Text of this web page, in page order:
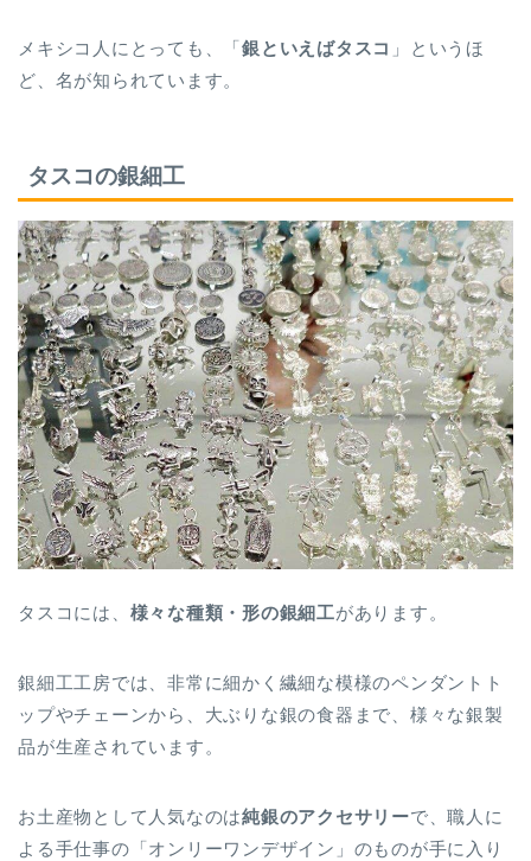
メキシコ人にとっても、「銀といえばタスコ 」というほ
ど、名が知られています。
タスコの銀細工
タスコには、 様々な種類・形の銀細工があります。
銀細工工房では、非常に細かく繊細な模様のペンダントト
ップやチェーンから、大ぶりな銀の食器まで、様々な銀製
品が生産されています。
お土産物として人気なのは純銀のアクセサリーで、職人に
よる手仕事の「オンリーワンデザイン」のものが手に入り